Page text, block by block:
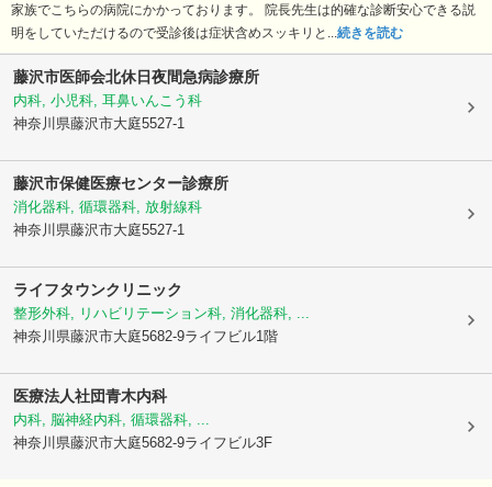
家族でこちらの病院にかかっております。 院長先生は的確な診断安心できる説
明をしていただけるので受診後は症状含めスッキリと... 続きを読む
藤沢市医師会北休日夜間急病診療所
内科, 小児科, 耳鼻いんこう科
神奈川県藤沢市大庭5527-1
藤沢市保健医療センター診療所
消化器科, 循環器科, 放射線科
神奈川県藤沢市大庭5527-1
ライフタウンクリニック
整形外科, リハビリテーション科, 消化器科, ...
神奈川県藤沢市大庭5682-9ライフビル1階
医療法人社団青木内科
内科, 脳神経内科, 循環器科, ...
神奈川県藤沢市大庭5682-9ライフビル3F